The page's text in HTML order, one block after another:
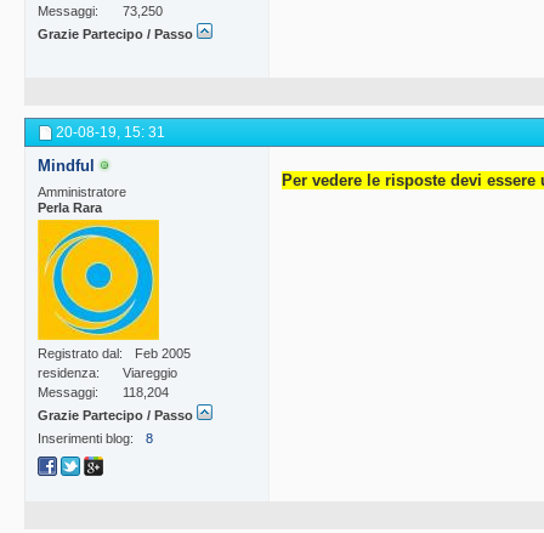
Messaggi
73,250
Grazie Partecipo / Passo
20-08-19, 15: 31
Mindful
Amministratore
Perla Rara
Registrato dal
Feb 2005
residenza
Viareggio
Messaggi
118,204
Grazie Partecipo / Passo
Inserimenti blog
8
Per vedere le risposte devi essere